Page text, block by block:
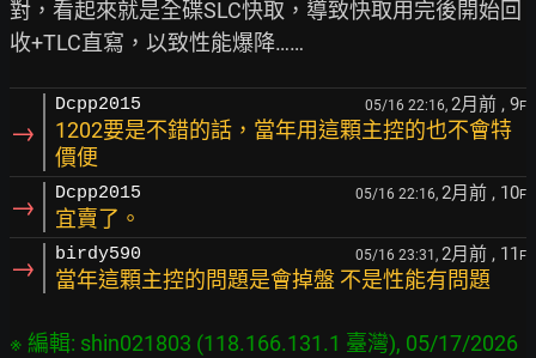
對，看起來就是全碟SLC快取，導致快取用完後開始回
→
Dcpp2015 05/16 22:16, 2月前 , 9F
1202要是不錯的話，當年用這顆主控的也不會特
價便
→ Dcpp2015 05/16 22:16, 2月前 , 10F
宜賣了。
→ birdy590 05/16 23:31, 2月前 , 11 F
當年這顆主控的問題是會掉盤 不是性能有問題
※ 編輯: shin021803 (118.166.131.1 臺灣), 05/17/2026